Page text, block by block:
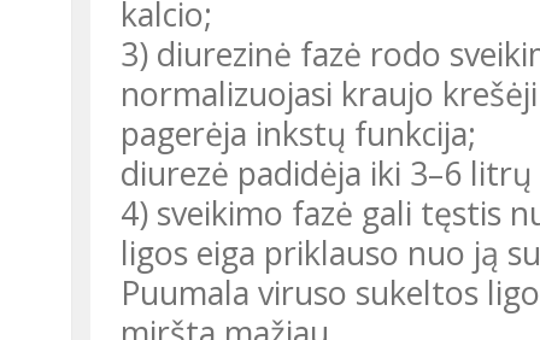
kalcio;
3) diurezinė fazė rodo
normalizuojasi kraujo
pagerėja inkstų funkcija;
diurezė padidėja iki 3–6
4) sveikimo fazė gali tęstis
ligos eiga priklauso nuo ją
Puumala viruso sukeltos